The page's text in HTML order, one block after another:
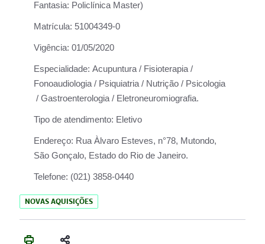
Fantasia: Policlínica Master)
Matrícula: 51004349-0
Vigência: 01/05/2020
Especialidade: Acupuntura / Fisioterapia /
Fonoaudiologia / Psiquiatria / Nutrição / Psicologia
/ Gastroenterologia / Eletroneuromiografia.
Tipo de atendimento: Eletivo
Endereço: Rua Àlvaro Esteves, n°78, Mutondo,
São Gonçalo, Estado do Rio de Janeiro.
Telefone: (021) 3858-0440
NOVAS AQUISIÇÕES